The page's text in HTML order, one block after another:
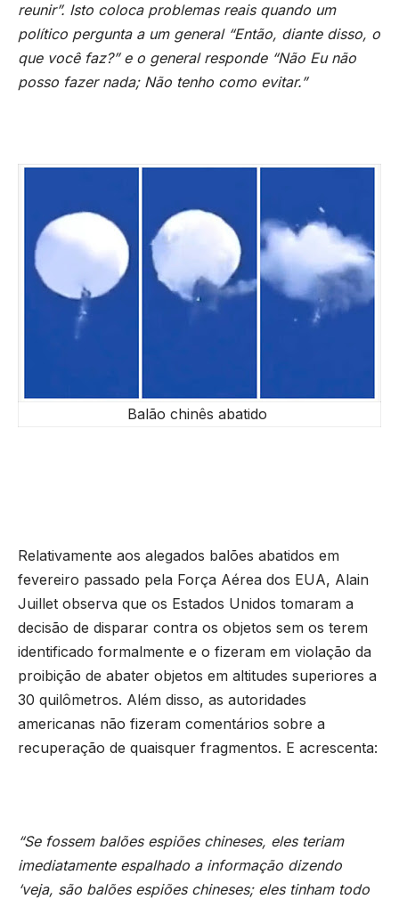
reunir”. Isto coloca problemas reais quando um
político pergunta a um general “Então, diante disso, o
que você faz?” e o general responde “Não Eu não
posso fazer nada; Não tenho como evitar.”
Balão chinês abatido
Relativamente aos alegados balões abatidos em
fevereiro passado pela Força Aérea dos EUA, Alain
Juillet observa que os Estados Unidos tomaram a
decisão de disparar contra os objetos sem os terem
identificado formalmente e o fizeram em violação da
proibição de abater objetos em altitudes superiores a
30 quilômetros. Além disso, as autoridades
americanas não fizeram comentários sobre a
recuperação de quaisquer fragmentos. E acrescenta:
“Se fossem balões espiões chineses, eles teriam
imediatamente espalhado a informação dizendo
‘veja, são balões espiões chineses; eles tinham todo